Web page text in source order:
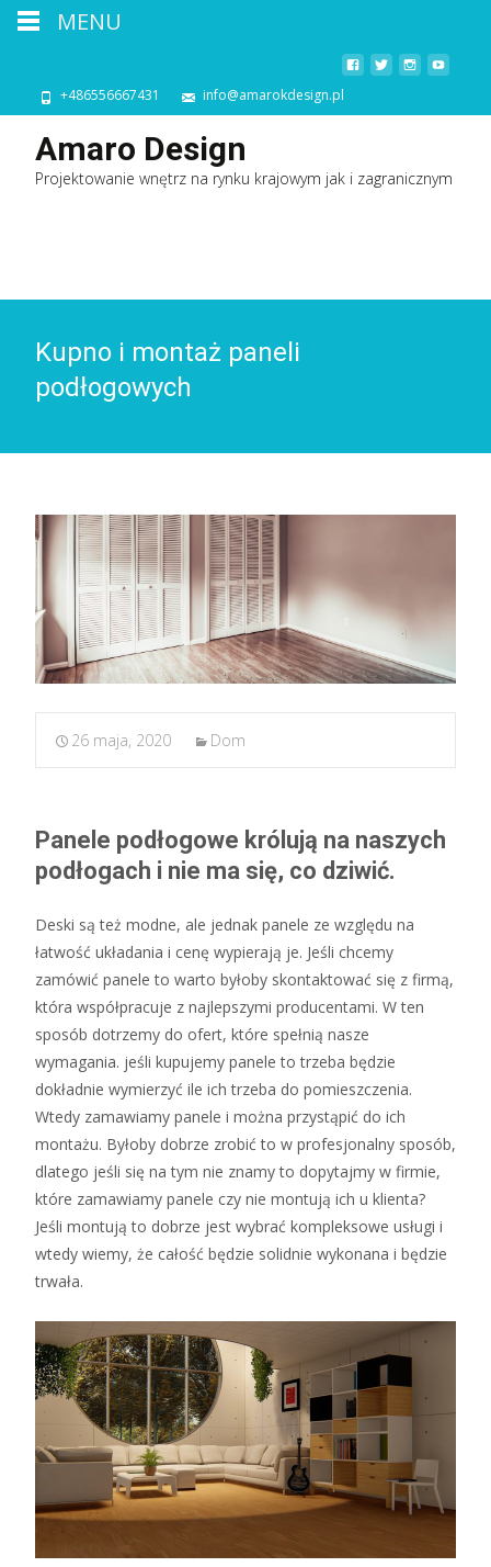
+486556667431 info@amarokdesign.pl
Amaro Design
Projektowanie wnętrz na rynku krajowym jak i zagranicznym
Kupno i montaż paneli
podłogowych
26 maja, 2020 Dom
Panele podłogowe królują na naszych
podłogach i nie ma się, co dziwić.
Deski są też modne, ale jednak panele ze względu na
łatwość układania i cenę wypierają je. Jeśli chcemy
zamówić panele to warto byłoby skontaktować się z firmą,
która współpracuje z najlepszymi producentami. W ten
sposób dotrzemy do ofert, które spełnią nasze
wymagania. jeśli kupujemy panele to trzeba będzie
dokładnie wymierzyć ile ich trzeba do pomieszczenia.
Wtedy zamawiamy panele i można przystąpić do ich
montażu. Byłoby dobrze zrobić to w profesjonalny sposób,
dlatego jeśli się na tym nie znamy to dopytajmy w firmie,
które zamawiamy panele czy nie montują ich u klienta?
Jeśli montują to dobrze jest wybrać kompleksowe usługi i
wtedy wiemy, że całość będzie solidnie wykonana i będzie
trwała.
MENU